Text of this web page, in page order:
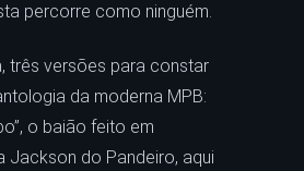
percorre como ninguém.
três versões para constar
da moderna MPB:
o baião feito em
Jackson do Pandeiro, aqui